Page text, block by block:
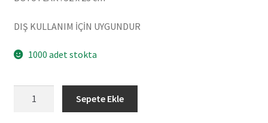
DIŞ KULLANIM İÇİN UYGUNDUR
1000 adet stokta
Sepete Ekle